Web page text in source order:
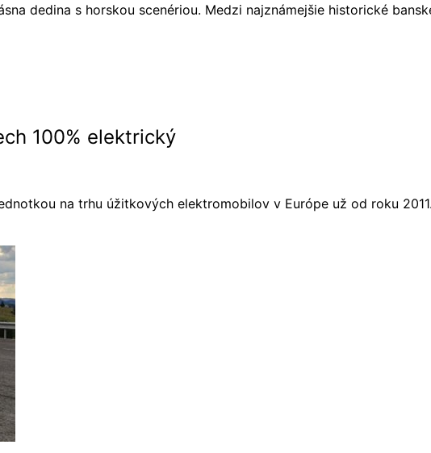
dedina s horskou scenériou. Medzi najznámejšie historické
100% elektrický
na trhu úžitkových elektromobilov v Európe už od roku